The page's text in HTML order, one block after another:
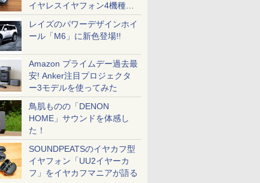
イヤレスイヤフォン4機種を
一気に聴く
レイズのパワーデザインホイ
ール「M6」に新色登場!!
Amazon プライムデー過去最
安! Anker注目プロジェクタ
ー3モデルを使ってみた
鳥肌ものの「DENON
HOME」サウンドを体感し
た！
SOUNDPEATSのイヤカフ型
イヤフォン「UU2イヤーカ
フ」をイヤカフマニアが語る